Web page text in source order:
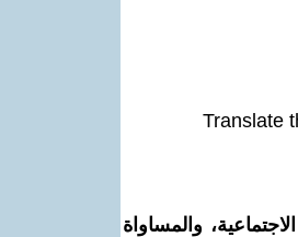
Translate
والمساواة